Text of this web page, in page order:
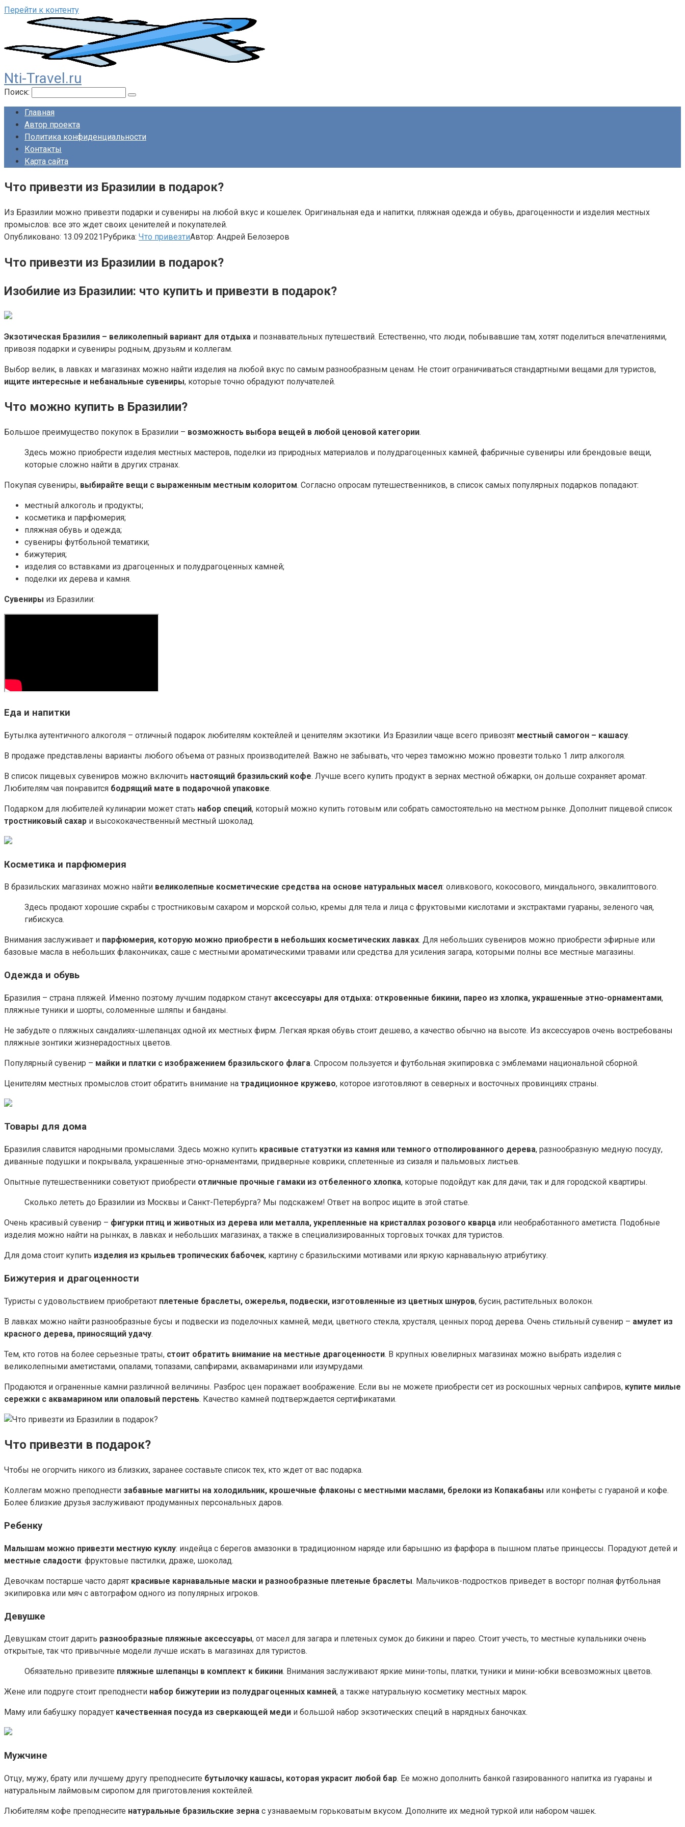
Перейти к контенту
Nti-Travel.ru
Поиск:
Главная
Автор проекта
Политика конфиденциальности
Контакты
Карта сайта
Что привезти из Бразилии в подарок?
Из Бразилии можно привезти подарки и сувениры на любой вкус и кошелек. Оригинальная еда и напитки, пляжная одежда и обувь, драгоценности и изделия местных
промыслов: все это ждет своих ценителей и покупателей.
Опубликовано: 13.09.2021Рубрика: Что привезтиАвтор: Андрей Белозеров
Что привезти из Бразилии в подарок?
Изобилие из Бразилии: что купить и привезти в подарок?
Экзотическая Бразилия – великолепный вариант для отдыха и познавательных путешествий. Естественно, что люди, побывавшие там, хотят поделиться впечатлениями,
привозя подарки и сувениры родным, друзьям и коллегам.
Выбор велик, в лавках и магазинах можно найти изделия на любой вкус по самым разнообразным ценам. Не стоит ограничиваться стандартными вещами для туристов,
ищите интересные и небанальные сувениры, которые точно обрадуют получателей.
Что можно купить в Бразилии?
Большое преимущество покупок в Бразилии – возможность выбора вещей в любой ценовой категории.
Здесь можно приобрести изделия местных мастеров, поделки из природных материалов и полудрагоценных камней, фабричные сувениры или брендовые вещи,
которые сложно найти в других странах.
Покупая сувениры, выбирайте вещи с выраженным местным колоритом. Согласно опросам путешественников, в список самых популярных подарков попадают:
местный алкоголь и продукты;
косметика и парфюмерия;
пляжная обувь и одежда;
сувениры футбольной тематики;
бижутерия;
изделия со вставками из драгоценных и полудрагоценных камней;
поделки их дерева и камня.
Сувениры из Бразилии:
Еда и напитки
Бутылка аутентичного алкоголя – отличный подарок любителям коктейлей и ценителям экзотики. Из Бразилии чаще всего привозят местный самогон – кашасу.
В продаже представлены варианты любого объема от разных производителей. Важно не забывать, что через таможню можно провезти только 1 литр алкоголя.
В список пищевых сувениров можно включить настоящий бразильский кофе. Лучше всего купить продукт в зернах местной обжарки, он дольше сохраняет аромат.
Любителям чая понравится бодрящий мате в подарочной упаковке.
Подарком для любителей кулинарии может стать набор специй, который можно купить готовым или собрать самостоятельно на местном рынке. Дополнит пищевой список
тростниковый сахар и высококачественный местный шоколад.
Косметика и парфюмерия
В бразильских магазинах можно найти великолепные косметические средства на основе натуральных масел: оливкового, кокосового, миндального, эвкалиптового.
Здесь продают хорошие скрабы с тростниковым сахаром и морской солью, кремы для тела и лица с фруктовыми кислотами и экстрактами гуараны, зеленого чая,
гибискуса.
Внимания заслуживает и парфюмерия, которую можно приобрести в небольших косметических лавках. Для небольших сувениров можно приобрести эфирные или
базовые масла в небольших флакончиках, саше с местными ароматическими травами или средства для усиления загара, которыми полны все местные магазины.
Одежда и обувь
Бразилия – страна пляжей. Именно поэтому лучшим подарком станут аксессуары для отдыха: откровенные бикини, парео из хлопка, украшенные этно-орнаментами,
пляжные туники и шорты, соломенные шляпы и банданы.
Не забудьте о пляжных сандалиях-шлепанцах одной их местных фирм. Легкая яркая обувь стоит дешево, а качество обычно на высоте. Из аксессуаров очень востребованы
пляжные зонтики жизнерадостных цветов.
Популярный сувенир – майки и платки с изображением бразильского флага. Спросом пользуется и футбольная экипировка с эмблемами национальной сборной.
Ценителям местных промыслов стоит обратить внимание на традиционное кружево, которое изготовляют в северных и восточных провинциях страны.
Товары для дома
Бразилия славится народными промыслами. Здесь можно купить красивые статуэтки из камня или темного отполированного дерева, разнообразную медную посуду,
диванные подушки и покрывала, украшенные этно-орнаментами, придверные коврики, сплетенные из сизаля и пальмовых листьев.
Опытные путешественники советуют приобрести отличные прочные гамаки из отбеленного хлопка, которые подойдут как для дачи, так и для городской квартиры.
Сколько лететь до Бразилии из Москвы и Санкт-Петербурга? Мы подскажем! Ответ на вопрос ищите в этой статье.
Очень красивый сувенир – фигурки птиц и животных из дерева или металла, укрепленные на кристаллах розового кварца или необработанного аметиста. Подобные
изделия можно найти на рынках, в лавках и небольших магазинах, а также в специализированных торговых точках для туристов.
Для дома стоит купить изделия из крыльев тропических бабочек, картину с бразильскими мотивами или яркую карнавальную атрибутику.
Бижутерия и драгоценности
Туристы с удовольствием приобретают плетеные браслеты, ожерелья, подвески, изготовленные из цветных шнуров, бусин, растительных волокон.
В лавках можно найти разнообразные бусы и подвески из поделочных камней, меди, цветного стекла, хрусталя, ценных пород дерева. Очень стильный сувенир – амулет из
красного дерева, приносящий удачу.
Тем, кто готов на более серьезные траты, стоит обратить внимание на местные драгоценности. В крупных ювелирных магазинах можно выбрать изделия с
великолепными аметистами, опалами, топазами, сапфирами, аквамаринами или изумрудами.
Продаются и ограненные камни различной величины. Разброс цен поражает воображение. Если вы не можете приобрести сет из роскошных черных сапфиров, купите милые
сережки с аквамарином или опаловый перстень. Качество камней подтверждается сертификатами.
Что привезти в подарок?
Чтобы не огорчить никого из близких, заранее составьте список тех, кто ждет от вас подарка.
Коллегам можно преподнести забавные магниты на холодильник, крошечные флаконы с местными маслами, брелоки из Копакабаны или конфеты с гуараной и кофе.
Более близкие друзья заслуживают продуманных персональных даров.
Ребенку
Малышам можно привезти местную куклу: индейца с берегов амазонки в традиционном наряде или барышню из фарфора в пышном платье принцессы. Порадуют детей и
местные сладости: фруктовые пастилки, драже, шоколад.
Девочкам постарше часто дарят красивые карнавальные маски и разнообразные плетеные браслеты. Мальчиков-подростков приведет в восторг полная футбольная
экипировка или мяч с автографом одного из популярных игроков.
Девушке
Девушкам стоит дарить разнообразные пляжные аксессуары, от масел для загара и плетеных сумок до бикини и парео. Стоит учесть, то местные купальники очень
открытые, так что привычные модели лучше искать в магазинах для туристов.
Обязательно привезите пляжные шлепанцы в комплект к бикини. Внимания заслуживают яркие мини-топы, платки, туники и мини-юбки всевозможных цветов.
Жене или подруге стоит преподнести набор бижутерии из полудрагоценных камней, а также натуральную косметику местных марок.
Маму или бабушку порадует качественная посуда из сверкающей меди и большой набор экзотических специй в нарядных баночках.
Мужчине
Отцу, мужу, брату или лучшему другу преподнесите бутылочку кашасы, которая украсит любой бар. Ее можно дополнить банкой газированного напитка из гуараны и
натуральным лаймовым сиропом для приготовления коктейлей.
Любителям кофе преподнесите натуральные бразильские зерна с узнаваемым горьковатым вкусом. Дополните их медной туркой или набором чашек.